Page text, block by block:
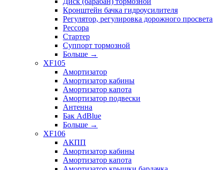
Кронштейн бачка гидроусилителя
Регулятор, регулировка дорожного просвета
Рессора
Стартер
Суппорт тормозной
Больше →
XF105
Амортизатор
Амортизатор кабины
Амортизатор капота
Амортизатор подвески
Антенна
Бак AdBlue
Больше →
XF106
АКПП
Амортизатор кабины
Амортизатор капота